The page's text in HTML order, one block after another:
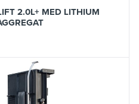
2.0L+ MED LITHIUM